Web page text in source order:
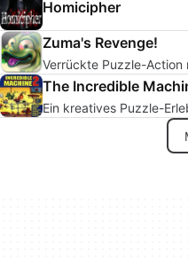
Homicipher
Zuma's Revenge!
Verrückte Puzzle-Action
The Incredible
Ein kreatives Puzzle-